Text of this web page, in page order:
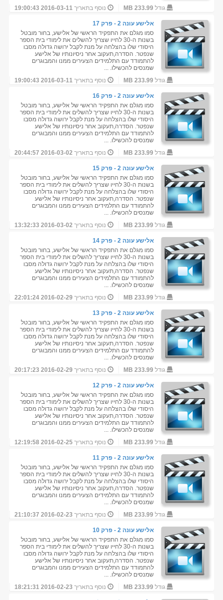
גודל 233.99 MB נוסף בתאריך2016-03-11 19:00:43
אלישע עונה 2 - פרק 17
סמו מגלם את התפקיד הראשי של אלישע, בחור מובטל
בשנות ה-30 לחייו שצריך להשלים את לימודי בית הספר
היסודי שלו בהצלחה על מנת לקבל ירושה גדולה מסבו
שנפטר. הסדרה,תעקוב אחר ניסיונותיו של אלישע
להתמודד עם התלמידים הצעירים ממנו והמבוגרים
שמנסים להכשילו. ...
גודל 233.99 MB נוסף בתאריך2016-03-11 19:00:43
אלישע עונה 2 - פרק 16
סמו מגלם את התפקיד הראשי של אלישע, בחור מובטל
בשנות ה-30 לחייו שצריך להשלים את לימודי בית הספר
היסודי שלו בהצלחה על מנת לקבל ירושה גדולה מסבו
שנפטר. הסדרה,תעקוב אחר ניסיונותיו של אלישע
להתמודד עם התלמידים הצעירים ממנו והמבוגרים
שמנסים להכשילו. ...
גודל 233.99 MB נוסף בתאריך 2016-03-02 20:44:57
אלישע עונה 2 - פרק 15
סמו מגלם את התפקיד הראשי של אלישע, בחור מובטל
בשנות ה-30 לחייו שצריך להשלים את לימודי בית הספר
היסודי שלו בהצלחה על מנת לקבל ירושה גדולה מסבו
שנפטר. הסדרה,תעקוב אחר ניסיונותיו של אלישע
להתמודד עם התלמידים הצעירים ממנו והמבוגרים
שמנסים להכשילו. ...
גודל 233.99 MB נוסף בתאריך 2016-03-02 13:32:33
אלישע עונה 2 - פרק 14
סמו מגלם את התפקיד הראשי של אלישע, בחור מובטל
בשנות ה-30 לחייו שצריך להשלים את לימודי בית הספר
היסודי שלו בהצלחה על מנת לקבל ירושה גדולה מסבו
שנפטר. הסדרה,תעקוב אחר ניסיונותיו של אלישע
להתמודד עם התלמידים הצעירים ממנו והמבוגרים
שמנסים להכשילו. ...
גודל 233.99 MB נוסף בתאריך 2016-02-29 22:01:24
אלישע עונה 2 - פרק 13
סמו מגלם את התפקיד הראשי של אלישע, בחור מובטל
בשנות ה-30 לחייו שצריך להשלים את לימודי בית הספר
היסודי שלו בהצלחה על מנת לקבל ירושה גדולה מסבו
שנפטר. הסדרה,תעקוב אחר ניסיונותיו של אלישע
להתמודד עם התלמידים הצעירים ממנו והמבוגרים
שמנסים להכשילו. ...
גודל 233.99 MB נוסף בתאריך 2016-02-29 20:17:23
אלישע עונה 2 - פרק 12
סמו מגלם את התפקיד הראשי של אלישע, בחור מובטל
בשנות ה-30 לחייו שצריך להשלים את לימודי בית הספר
היסודי שלו בהצלחה על מנת לקבל ירושה גדולה מסבו
שנפטר. הסדרה,תעקוב אחר ניסיונותיו של אלישע
להתמודד עם התלמידים הצעירים ממנו והמבוגרים
שמנסים להכשילו. ...
גודל 233.99 MB נוסף בתאריך2016-02-25 12:19:58
אלישע עונה 2 - פרק 11
סמו מגלם את התפקיד הראשי של אלישע, בחור מובטל
בשנות ה-30 לחייו שצריך להשלים את לימודי בית הספר
היסודי שלו בהצלחה על מנת לקבל ירושה גדולה מסבו
שנפטר. הסדרה,תעקוב אחר ניסיונותיו של אלישע
להתמודד עם התלמידים הצעירים ממנו והמבוגרים
שמנסים להכשילו. ...
גודל 233.99 MB נוסף בתאריך 2016-02-23 21:10:37
אלישע עונה 2 - פרק 10
סמו מגלם את התפקיד הראשי של אלישע, בחור מובטל
בשנות ה-30 לחייו שצריך להשלים את לימודי בית הספר
היסודי שלו בהצלחה על מנת לקבל ירושה גדולה מסבו
שנפטר. הסדרה,תעקוב אחר ניסיונותיו של אלישע
להתמודד עם התלמידים הצעירים ממנו והמבוגרים
שמנסים להכשילו. ...
גודל 233.99 MB נוסף בתאריך 2016-02-23 18:21:31